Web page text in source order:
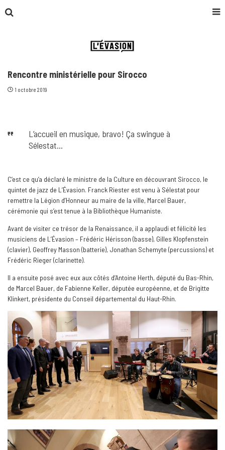
Rencontre ministérielle pour Sirocco
1 octobre 2019
L’accueil en musique, bravo! Ça swingue à
Sélestat…
C’est ce qu’a déclaré le ministre de la Culture en découvrant Sirocco, le
quintet de jazz de L’Évasion. Franck Riester est venu à Sélestat pour
remettre la Légion d’Honneur au maire de la ville, Marcel Bauer,
cérémonie qui s’est tenue à la Bibliothèque Humaniste.
Avant de visiter ce trésor de la Renaissance, il a applaudi et félicité les
musiciens de L’Évasion – Frédéric Hérisson (basse), Gilles Klopfenstein
(clavier), Geoffrey Masson (batterie), Jonathan Schemyte (percussions) et
Frédéric Rieger (clarinette).
Il a ensuite posé avec eux aux côtés d’Antoine Herth, député du Bas-Rhin,
de Marcel Bauer, de Fabienne Keller, députée européenne, et de Brigitte
Klinkert, présidente du Conseil départemental du Haut-Rhin.